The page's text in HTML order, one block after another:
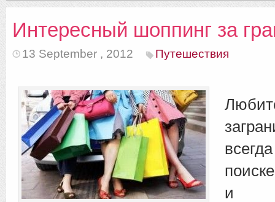
Интересный шоппинг за
13 September , 2012 Путешествия
и